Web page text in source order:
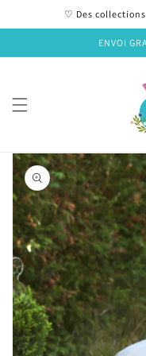
au
♡ Des
ENVOI
Passer aux
informations
produits